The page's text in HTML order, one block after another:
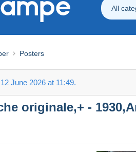
All
Posters
June 2026 at 11:49.
originale,+ -